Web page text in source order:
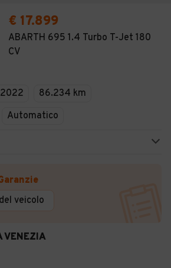
€ 17.899
ABARTH 695 1.4 Turbo T-Jet 180
CV
86.234 km
Automatico
veicolo
VENEZIA